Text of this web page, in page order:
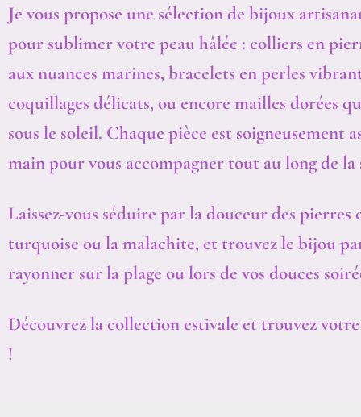
Je vous propose une sélection de bijoux
pour sublimer votre peau hâlée : colliers en
aux nuances marines, bracelets en perles
coquillages délicats, ou encore mailles dorées
sous le soleil. Chaque pièce est soigneusement
main pour vous accompagner tout au long de la
Laissez-vous séduire par la douceur des pierres
turquoise ou la malachite, et trouvez le bijou
rayonner sur la plage ou lors de vos douces
Découvrez la collection estivale et trouvez
!